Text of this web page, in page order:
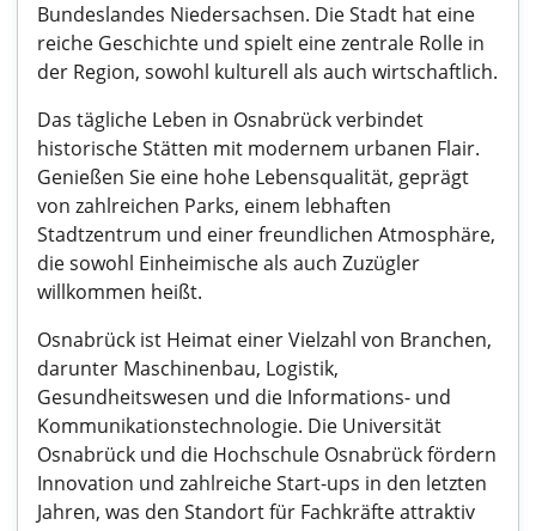
Bundeslandes Niedersachsen. Die Stadt hat eine
reiche Geschichte und spielt eine zentrale Rolle in
der Region, sowohl kulturell als auch wirtschaftlich.
Das tägliche Leben in Osnabrück verbindet
historische Stätten mit modernem urbanen Flair.
Genießen Sie eine hohe Lebensqualität, geprägt
von zahlreichen Parks, einem lebhaften
Stadtzentrum und einer freundlichen Atmosphäre,
die sowohl Einheimische als auch Zuzügler
willkommen heißt.
Osnabrück ist Heimat einer Vielzahl von Branchen,
darunter Maschinenbau, Logistik,
Gesundheitswesen und die Informations- und
Kommunikationstechnologie. Die Universität
Osnabrück und die Hochschule Osnabrück fördern
Innovation und zahlreiche Start-ups in den letzten
Jahren, was den Standort für Fachkräfte attraktiv